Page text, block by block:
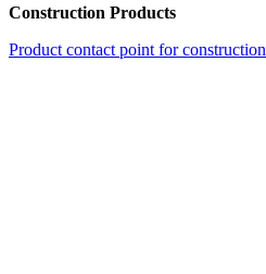
Construction Products
Product contact point for construction